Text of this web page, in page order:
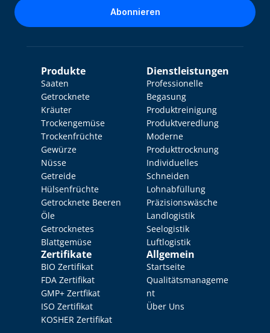
Abonnieren
Produkte
Saaten
Getrocknete
Kräuter
Trockengemüse
Trockenfrüchte
Gewürze
Nüsse
Getreide
Hülsenfrüchte
Getrocknete Beeren
Öle
Getrocknetes
Blattgemüse
Zertifikate
BIO Zertifikat
FDA Zertifikat
GMP+ Zertfikat
ISO Zertifikat
KOSHER Zertifikat
Dienstleistungen
Professionelle
Begasung
Produktreinigung
Produktveredlung
Moderne
Produkttrocknung
Individuelles
Schneiden
Lohnabfüllung
Präzisionswäsche
Landlogistik
Seelogistik
Luftlogistik
Allgemein
Startseite
Qualitätsmanageme
nt
Über Uns